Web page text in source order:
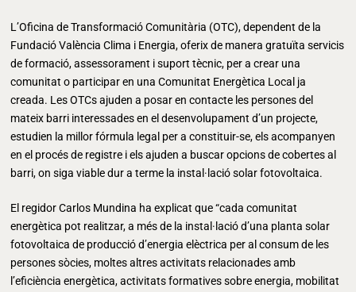
L’Oficina de Transformació Comunitària (OTC), dependent de la
Fundació València Clima i Energia, oferix de manera gratuïta servicis
de formació, assessorament i suport tècnic, per a crear una
comunitat o participar en una Comunitat Energètica Local ja
creada. Les OTCs ajuden a posar en contacte les persones del
mateix barri interessades en el desenvolupament d’un projecte,
estudien la millor fórmula legal per a constituir-se, els acompanyen
en el procés de registre i els ajuden a buscar opcions de cobertes al
barri, on siga viable dur a terme la instal·lació solar fotovoltaica.
El regidor Carlos Mundina ha explicat que “cada comunitat
energètica pot realitzar, a més de la instal·lació d’una planta solar
fotovoltaica de producció d’energia elèctrica per al consum de les
persones sòcies, moltes altres activitats relacionades amb
l’eficiència energètica, activitats formatives sobre energia, mobilitat